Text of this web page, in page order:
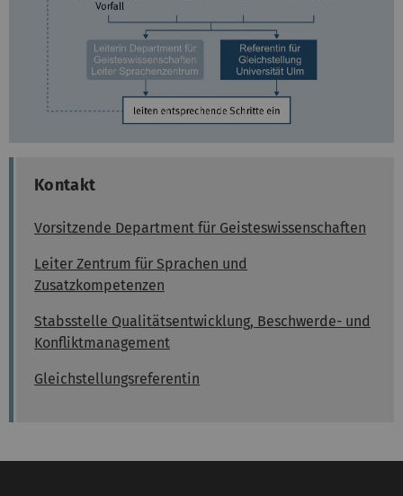
Kontakt
Vorsitzende Department für Geisteswissenschaften
Leiter Zentrum für Sprachen und
Zusatzkompetenzen
Stabsstelle Qualitätsentwicklung, Beschwerde- und
Konfliktmanagement
Gleichstellungsreferentin